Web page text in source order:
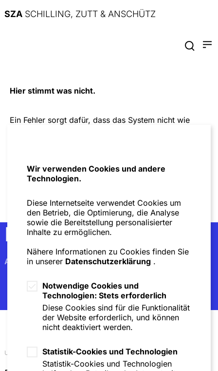
SZA SCHILLING, ZUTT & ANSCHÜTZ
Hier stimmt was nicht.
Ein Fehler sorgt dafür, dass das System nicht wie
Zur Startseite
Newsletter
Abonnieren
Unsere Standorte
Wir verwenden Cookies und andere
Technologien.
Diese Internetseite verwendet Cookies um
den Betrieb, die Optimierung, die Analyse
sowie die Bereitstellung personalisierter
Inhalte zu ermöglichen.
Nähere Informationen zu Cookies finden Sie
in unserer Datenschutzerklärung .
Notwendige Cookies und
Technologien: Stets erforderlich
Diese Cookies sind für die Funktionalität
der Website erforderlich, und können
nicht deaktiviert werden.
Statistik-Cookies und Technologien
Statistik-Cookies und Technologien